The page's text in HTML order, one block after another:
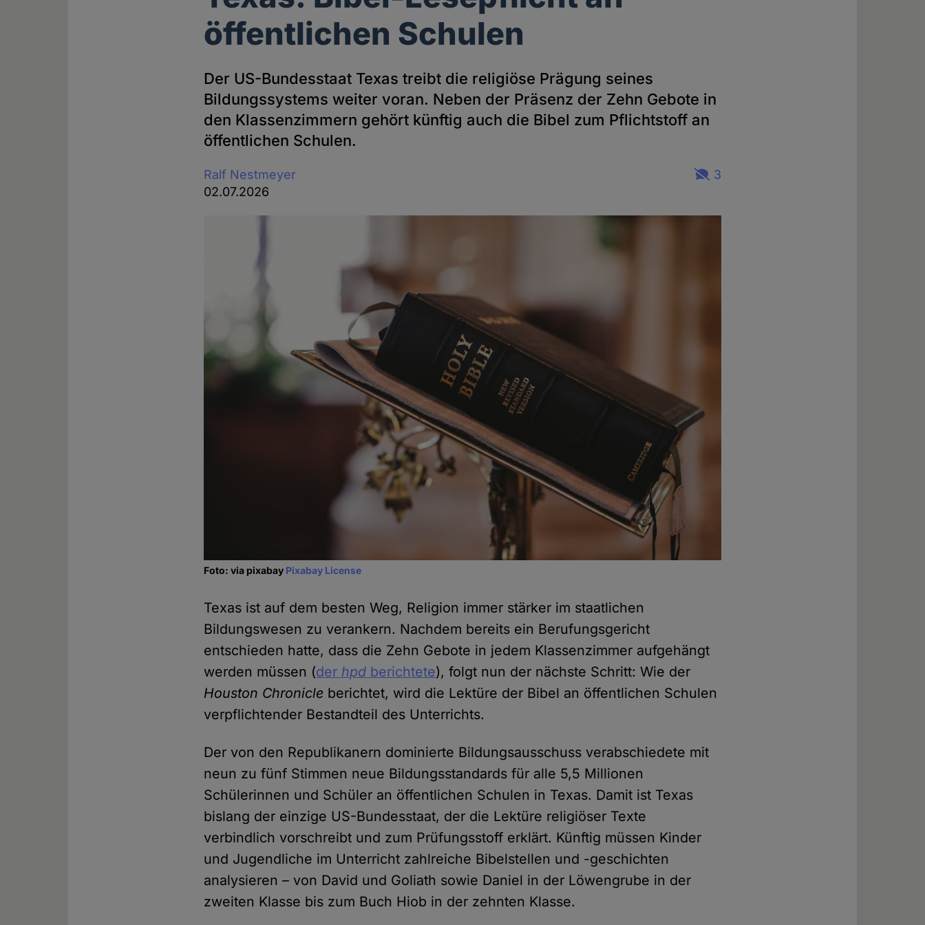
öffentlichen Schulen
Der US-Bundesstaat Texas treibt die religiöse Prägung seines
Bildungssystems weiter voran. Neben der Präsenz der Zehn Gebote in
den Klassenzimmern gehört künftig auch die Bibel zum Pflichtstoff an
öffentlichen Schulen.
Ralf Nestmeyer
02.07.2026
3
Foto: via pixabay Pixabay License
Texas ist auf dem besten Weg, Religion immer stärker im staatlichen
Bildungswesen zu verankern. Nachdem bereits ein Berufungsgericht
entschieden hatte, dass die Zehn Gebote in jedem Klassenzimmer aufgehängt
werden müssen (der hpd berichtete), folgt nun der nächste Schritt: Wie der
Houston Chronicle berichtet, wird die Lektüre der Bibel an öffentlichen Schulen
verpflichtender Bestandteil des Unterrichts.
Der von den Republikanern dominierte Bildungsausschuss verabschiedete mit
neun zu fünf Stimmen neue Bildungsstandards für alle 5,5 Millionen
Schülerinnen und Schüler an öffentlichen Schulen in Texas. Damit ist Texas
bislang der einzige US-Bundesstaat, der die Lektüre religiöser Texte
verbindlich vorschreibt und zum Prüfungsstoff erklärt. Künftig müssen Kinder
und Jugendliche im Unterricht zahlreiche Bibelstellen und -geschichten
analysieren – von David und Goliath sowie Daniel in der Löwengrube in der
zweiten Klasse bis zum Buch Hiob in der zehnten Klasse.